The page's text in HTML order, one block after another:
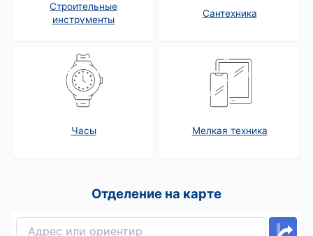
Строительные
инструменты
Сантехника
Часы Мелкая техника
Отделение на карте